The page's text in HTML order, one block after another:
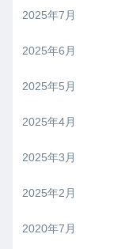
2025年7月
2025年6月
2025年5月
2025年4月
2025年3月
2025年2月
2020年7月